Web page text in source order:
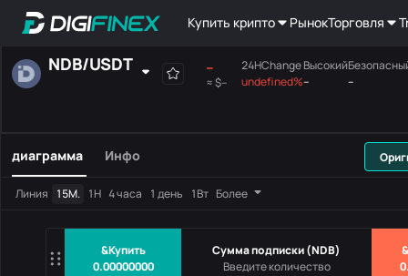
Купить крипто РынокТорговля
&Купить
0.00000000
Сумма подписки(NDB)
NDB/USDT --
≈$--
24HChange
undefined%
Высокий
--
--
МАКСИМУМ Материнская плата
диаграмма Инфо
Линия 15М. 1Н 4 часа 1 день 1Вт Более